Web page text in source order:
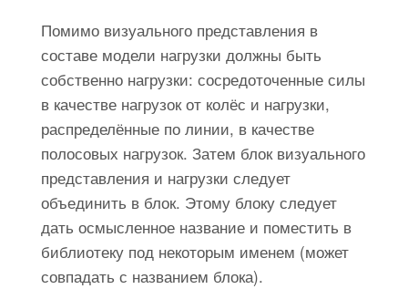
Помимо визуального представления в
составе модели нагрузки должны быть
собственно нагрузки: сосредоточенные силы
в качестве нагрузок от колёс и нагрузки,
распределённые по линии, в качестве
полосовых нагрузок. Затем блок визуального
представления и нагрузки следует
объединить в блок. Этому блоку следует
дать осмысленное название и поместить в
библиотеку под некоторым именем (может
совпадать с названием блока).